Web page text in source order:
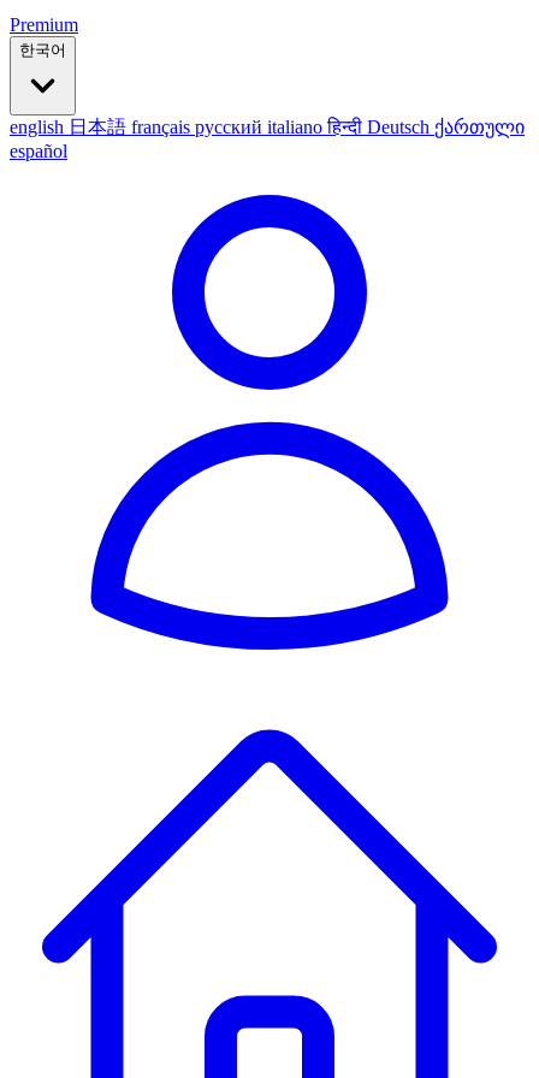
Premium
한국어
english 日本語 français русский italianoहिन्दी Deutsch ქართული
español